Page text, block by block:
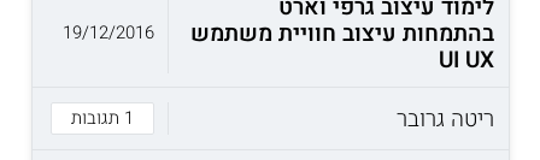
לימוד עיצוב גרפי וארט
בהתמחות עיצוב חוויית משתמש
UI UX
ריטה גרובר
1 תגובות
19/12/2016